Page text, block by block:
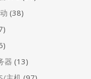
(38)
器 (13)